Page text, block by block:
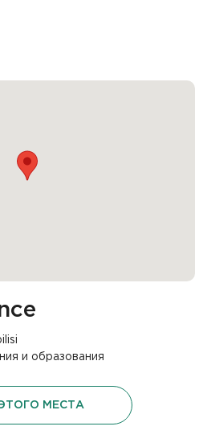
и образования
МЕСТА